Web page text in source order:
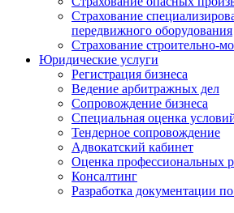
Страхование
передвижного оборудования
Страхование строительно-
Юридические услуги
Регистрация бизнеса
Ведение арбитражных дел
Сопровождение бизнеса
Специальная оценка
Тендерное сопровождение
Адвокатский кабинет
Оценка профессиональных
Консалтинг
Разработка документации